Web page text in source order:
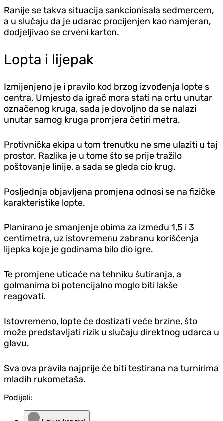
Ranije se takva situacija sankcionisala sedmercem,
a u slučaju da je udarac procijenjen kao namjeran,
dodjeljivao se crveni karton.
Lopta i lijepak
Izmijenjeno je i pravilo kod brzog izvođenja lopte s
centra. Umjesto da igrač mora stati na crtu unutar
označenog kruga, sada je dovoljno da se nalazi
unutar samog kruga promjera četiri metra.
Protivnička ekipa u tom trenutku ne sme ulaziti u taj
prostor. Razlika je u tome što se prije tražilo
poštovanje linije, a sada se gleda cio krug.
Posljednja objavljena promjena odnosi se na fizičke
karakteristike lopte.
Planirano je smanjenje obima za između 1,5 i 3
centimetra, uz istovremenu zabranu korišćenja
lijepka koje je godinama bilo dio igre.
Te promjene uticaće na tehniku šutiranja, a
golmanima bi potencijalno moglo biti lakše
reagovati.
Istovremeno, lopte će dostizati veće brzine, što
može predstavljati rizik u slučaju direktnog udarca u
glavu.
Sva ova pravila najprije će biti testirana na turnirima
mladih rukometaša.
Podijeli: